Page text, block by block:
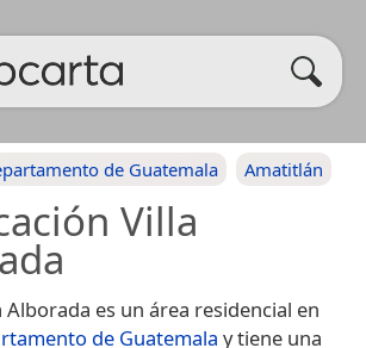
de Guatemala Amatitlán
Villa
es un área residencial en
de Guatemala y tiene una